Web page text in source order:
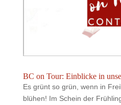
BC on Tour: Einblicke in
Es grünt so grün, wenn in
blühen! Im Schein der